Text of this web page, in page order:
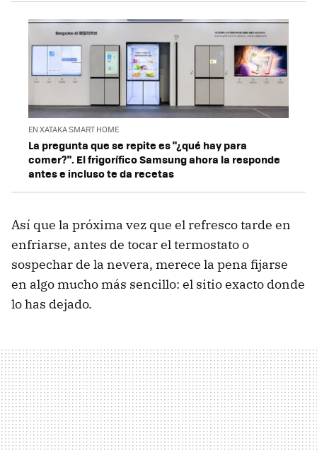
EN XATAKA SMART HOME
La pregunta que se repite es "¿qué hay para
comer?". El frigorífico Samsung ahora la responde
antes e incluso te da recetas
Así que la próxima vez que el refresco tarde en
enfriarse, antes de tocar el termostato o
sospechar de la nevera, merece la pena fijarse
en algo mucho más sencillo: el sitio exacto donde
lo has dejado.